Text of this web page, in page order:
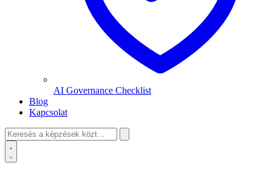
AI Governance Checklist
Blog
Kapcsolat